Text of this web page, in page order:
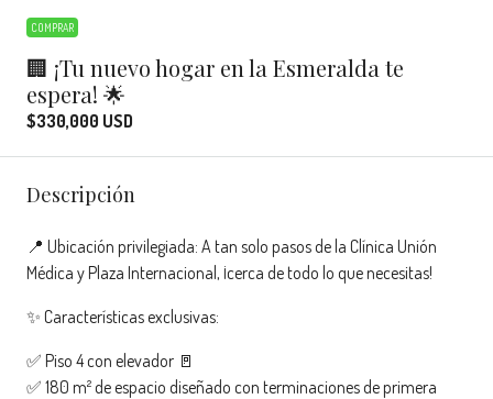
COMPRAR
🏢 ¡Tu nuevo hogar en la Esmeralda te
espera! 🌟
$330,000 USD
Descripción
📍 Ubicación privilegiada: A tan solo pasos de la Clínica Unión
Médica y Plaza Internacional, ¡cerca de todo lo que necesitas!
✨ Características exclusivas:
✅ Piso 4 con elevador 🚪
✅ 180 m² de espacio diseñado con terminaciones de primera